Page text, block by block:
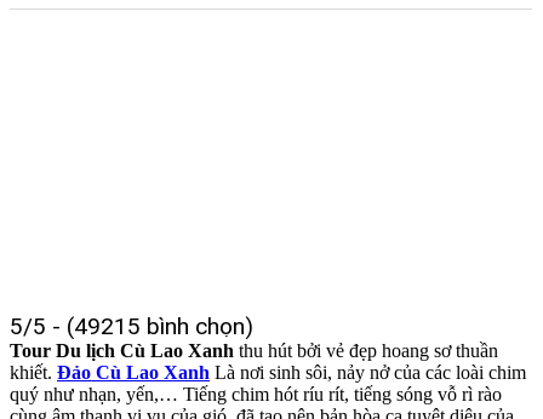
5/5 - (49215 bình chọn)
Tour Du lịch Cù Lao Xanh thu hút bởi vẻ đẹp hoang sơ thuần
khiết. Đảo Cù Lao Xanh Là nơi sinh sôi, nảy nở của các loài chim
quý như nhạn, yến,… Tiếng chim hót ríu rít, tiếng sóng vỗ rì rào